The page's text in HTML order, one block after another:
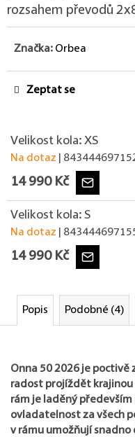
rozsahem převodů
Značka: Orbea
Zeptat se
Velikost kola: XS
Na dotaz |
14 990 Kč
Velikost kola: S
Na dotaz |
14 990 Kč
Popis Podobné (4)
Onna 50 2026 je
radost projíždět krajinou
rám je laděný
ovladatelnost za všech
v rámu umožňují